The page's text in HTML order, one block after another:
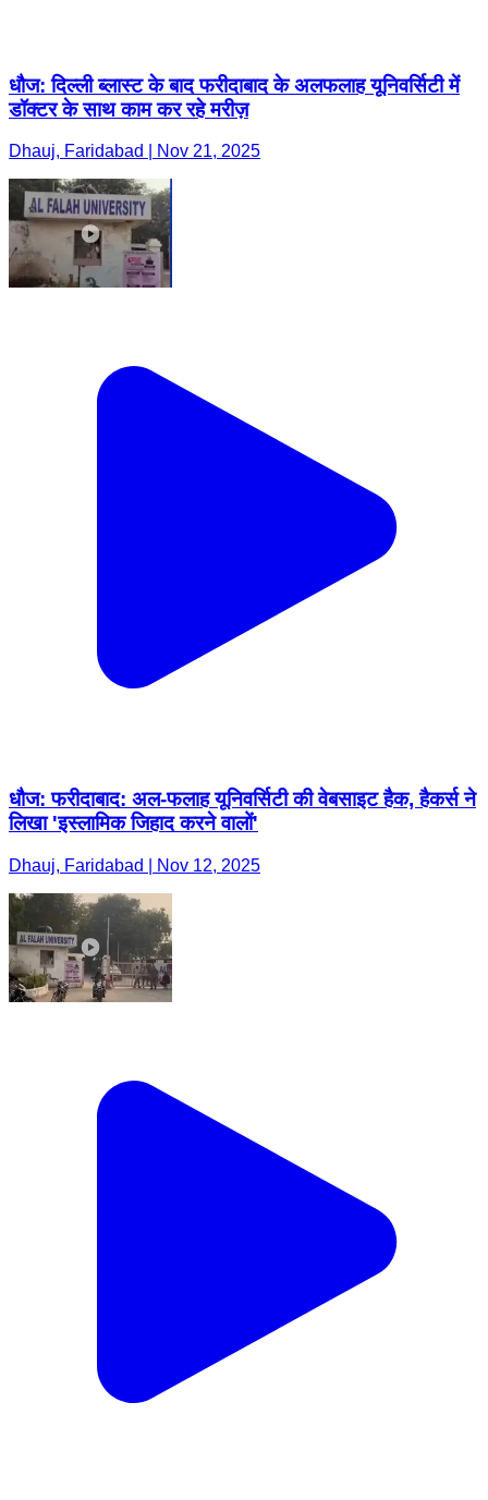
धौज: दिल्ली ब्लास्ट के बाद फरीदाबाद के अलफलाह यूनिवर्सिटी में
डॉक्टर के साथ काम कर रहे मरीज़
Dhauj, Faridabad | Nov 21, 2025
धौज: फरीदाबाद: अल-फलाह यूनिवर्सिटी की वेबसाइट हैक, हैकर्स ने
लिखा 'इस्लामिक जिहाद करने वालों'
Dhauj, Faridabad | Nov 12, 2025